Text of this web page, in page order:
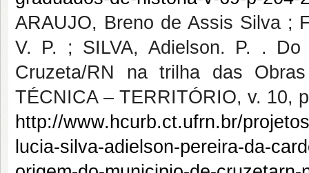
ARAUJO, Breno de Assis Silva ;
V. P. ; SILVA, Adielson. P. .
Cruzeta/RN na trilha das
TÉCNICA – TERRITÓRIO, v. 10,
http://www.hcurb.ct.ufrn.br/
lucia-silva-adielson-pereira-da-